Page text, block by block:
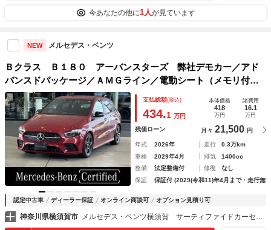
今あなたの他に1人が見ています
NEW メルセデス・ベンツ
Ｂクラス Ｂ１８０ アーバンスターズ 弊社デモカー／アド
バンスドパッケージ／ＡＭＧライン／電動シート（メモリ付）
／純正ドライブレコーダー（前後）／アンビエントライト（６
４色）／シートヒーター／電動トランク／ワイヤレスチャージ
ング／ワンオー
支払総額(税込)
434.1 万円
本体価格
418
万円
諸費用
16.1
万円
残価ローン 月々 21,500 円
年式 2026年 走行
0.3万km
車検
2029年4月 排気
1400cc
整備
法定整備付 修復
なし
保証
保証付 (2029(令和11)年4月まで・走行無
認定中古車 ディーラー保証 オンライン商談可 オプション見積り可
神奈川県横須賀市 メルセデス・ベンツ横須賀 サーティファイドカーセンター （株）シュテルン世田谷